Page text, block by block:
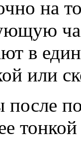
на
в
или